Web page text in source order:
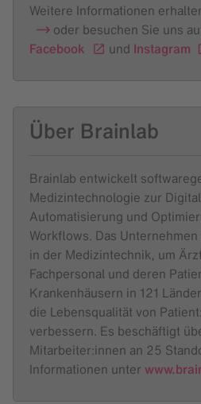
Weitere Informationen
oder besuchen Sie uns
Facebook
und Instagram
Über Brainlab
Brainlab entwickelt
Medizintechnologie zur
Automatisierung und
Workflows. Das
in der Medizintechnik, um
Fachpersonal und deren
Krankenhäusern in 121
die Lebensqualität von
verbessern. Es beschäftigt
Mitarbeiter:innen an 25
Informationen unter